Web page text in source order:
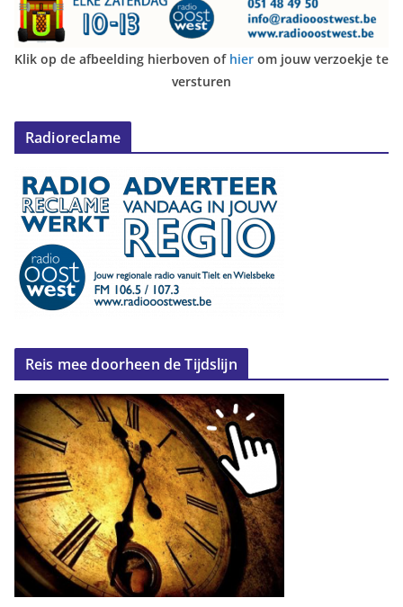
Klik op de afbeelding hierboven of hier om jouw verzoekje te
versturen
Radioreclame
Reis mee doorheen de Tijdslijn